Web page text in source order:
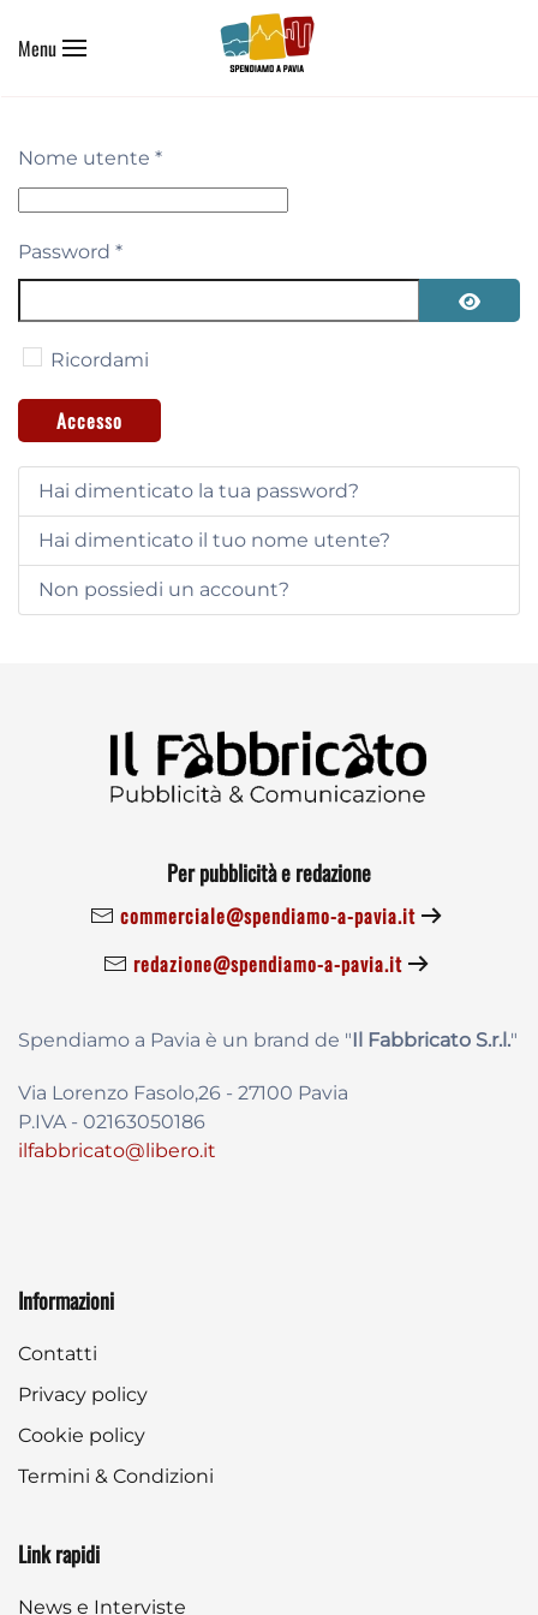
Skip to main content
Menu
Nome utente *
Password *
Ricordami
Accesso
Hai dimenticato la tua password?
Hai dimenticato il tuo nome utente?
Non possiedi un account?
Per pubblicità e redazione
commerciale@spendiamo-a-pavia.it
redazione@spendiamo-a-pavia.it
Spendiamo a Pavia è un brand de "Il Fabbricato S.r.l."
Via Lorenzo Fasolo,26 - 27100 Pavia
P.IVA - 02163050186
ilfabbricato@libero.it
Informazioni
Contatti
Privacy policy
Cookie policy
Termini & Condizioni
Link rapidi
News e Interviste